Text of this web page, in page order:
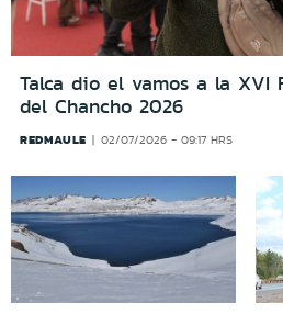
Talca dio el vamos a la XVI
del Chancho 2026
REDMAULE 02/07/2026 - 09:17 HRS